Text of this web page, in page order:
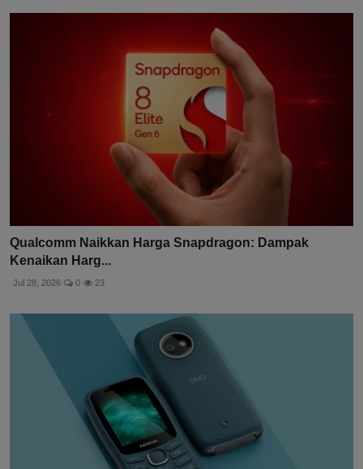
Qualcomm Naikkan Harga Snapdragon: Dampak
Kenaikan Harg...
Jul 28, 2026 0 23